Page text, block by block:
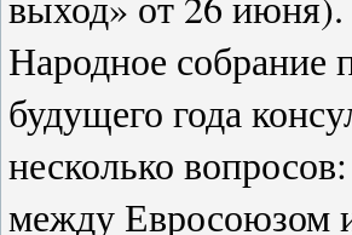
Народное собрание
будущего года
несколько
между Евросоюзом